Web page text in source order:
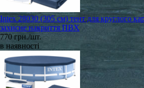
Intex 28030 (305 см) тент для круглого
захисне накриття ПВХ
770 грн./шт.
в наявності